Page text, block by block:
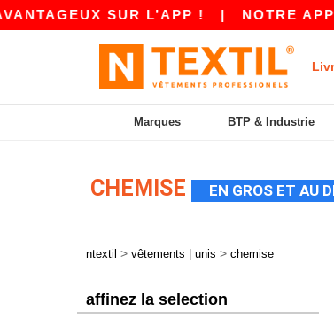
L’APP ! | NOTRE APP EST EN
Marques BTP & Industrie
CHEMISE EN GROS ET AU
ntextil > vêtements | unis > chemise
affinez la selection